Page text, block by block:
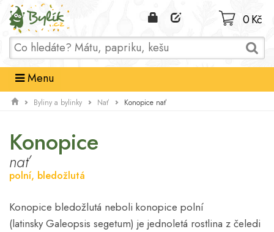
Domů
0 Kč
Menu
Byliny a bylinky Nať Konopice nať
Konopice
nať
polní, bledožlutá
Konopice bledožlutá neboli konopice polní
(latinsky Galeopsis segetum) je jednoletá rostlina z čeledi